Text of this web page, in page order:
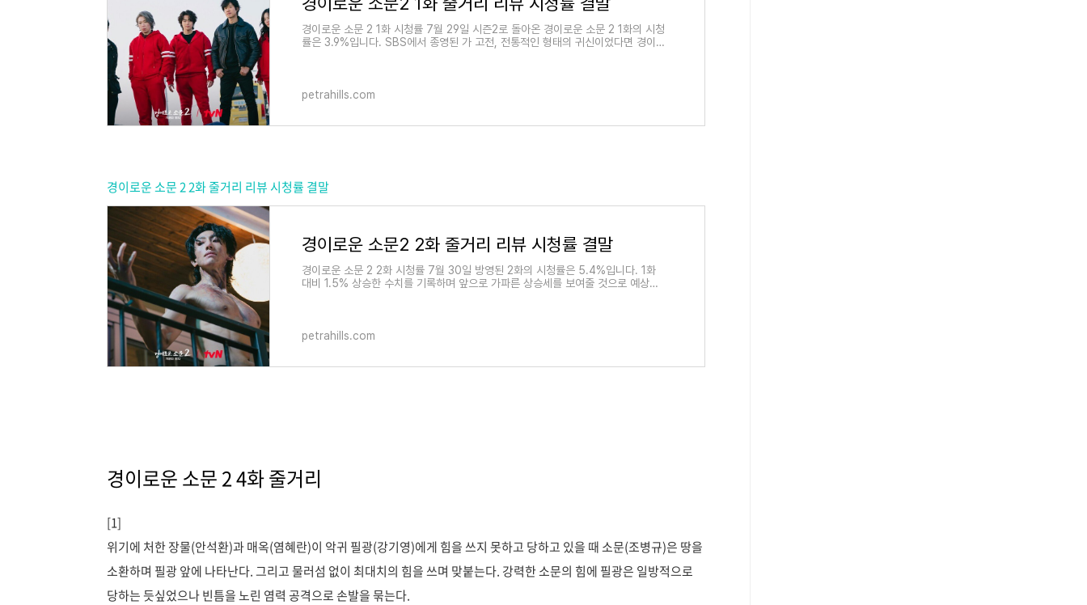
경이로운 소문 2 1화 시청률 7월 29일 시즌2로 돌아온 경이로운 소문 2 1화의 시청
률은 3.9%입니다. SBS에서 종영된 가 고전, 전통적인 형태의 귀신이었다면 경이로
petrahills.com
경이로운 소문 2 2화 줄거리 리뷰 시청률 결말
경이로운 소문2 2화 줄거리 리뷰 시청률 결말
경이로운 소문 2 2화 시청률 7월 30일 방영된 2화의 시청률은 5.4%입니다. 1화
대비 1.5% 상승한 수치를 기록하며 앞으로 가파른 상승세를 보여줄 것으로 예상됩
petrahills.com
경이로운 소문 2 4화 줄거리
[1]
위기에 처한 장물(안석환)과 매옥(염혜란)이 악귀 필광(강기영)에게 힘을 쓰지 못하고 당하고 있을 때 소문(조병규)은 땅을
소환하며 필광 앞에 나타난다. 그리고 물러섬 없이 최대치의 힘을 쓰며 맞붙는다. 강력한 소문의 힘에 필광은 일방적으로
당하는 듯싶었으나 빈틈을 노린 염력 공격으로 손발을 묶는다.